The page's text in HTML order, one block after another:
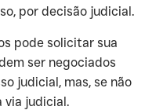
por decisão judicial.
pode solicitar sua
ser negociados
judicial, mas, se não
via judicial.